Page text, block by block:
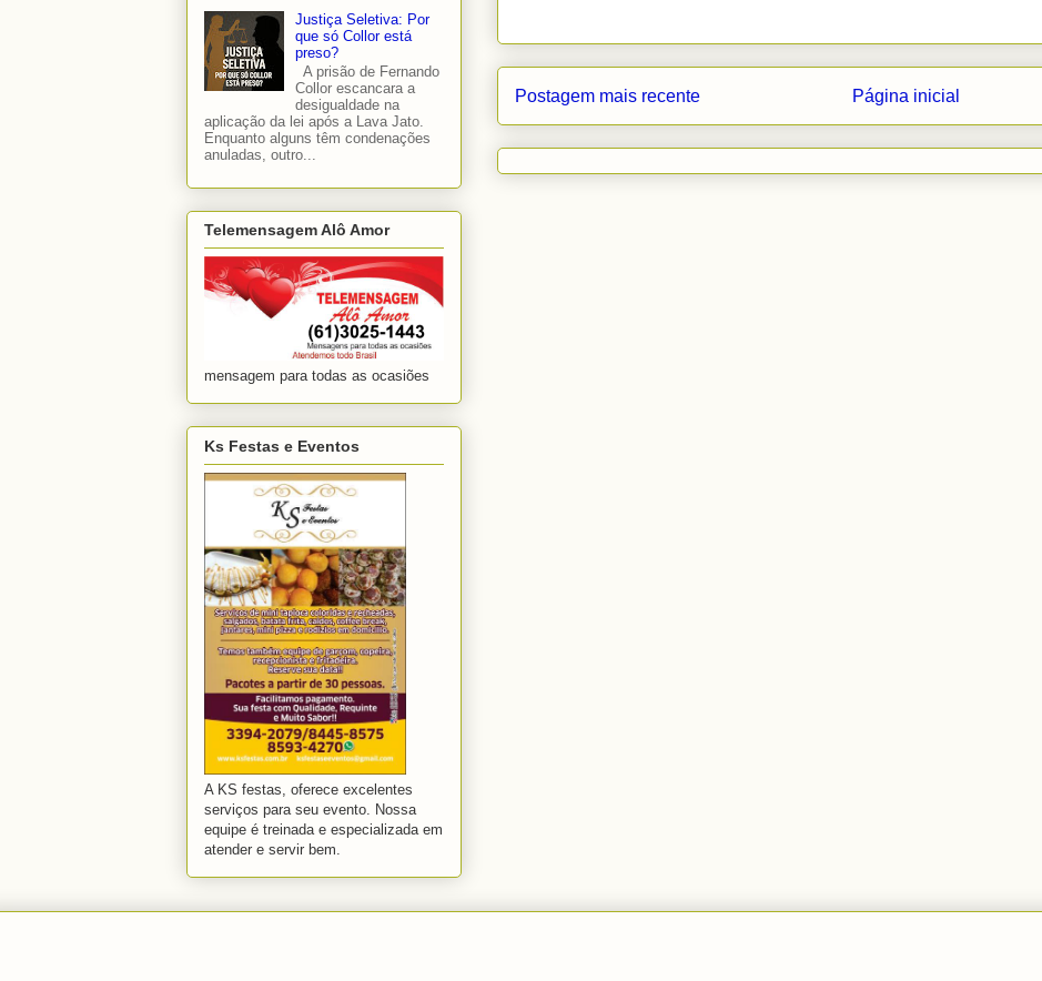
Postagem mais recente Página inicial
Justiça Seletiva: Por
que só Collor está
preso?
A prisão de Fernando
Collor escancara a
desigualdade na
aplicação da lei após a Lava Jato.
Enquanto alguns têm condenações
anuladas, outro...
Telemensagem Alô Amor
mensagem para todas as ocasiões
Ks Festas e Eventos
A KS festas, oferece excelentes
serviços para seu evento. Nossa
equipe é treinada e especializada em
atender e servir bem.